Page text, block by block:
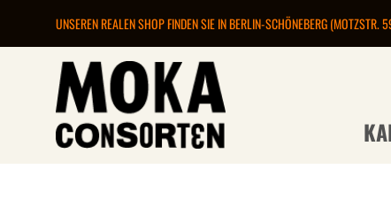
UNSEREN REALEN SHOP FINDEN SIE IN BERLIN-SCHÖNEBERG (MOTZSTR.